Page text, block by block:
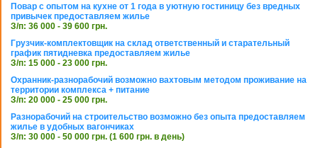
Повар с опытом на кухне от 1 года в уютную гостиницу без вредных
привычек предоставляем жилье
З/п: 36 000 - 39 600 грн.
Грузчик-комплектовщик на склад ответственный и старательный
график пятидневка предоставляем жилье
З/п: 15 000 - 23 000 грн.
Охранник-разнорабочий возможно вахтовым методом проживание на
территории комплекса + питание
З/п: 20 000 - 25 000 грн.
Разнорабочий на строительство возможно без опыта предоставляем
жилье в удобных вагончиках
З/п: 30 000 - 50 000 грн. (1 600 грн. в день)